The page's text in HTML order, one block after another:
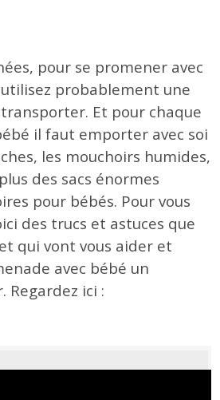
pour se promener avec
probablement une
Et pour chaque
il faut emporter avec soi
les mouchoirs humides,
des sacs énormes
pour bébés. Pour vous
des trucs et astuces que
qui vont vous aider et
avec bébé un
Regardez ici :